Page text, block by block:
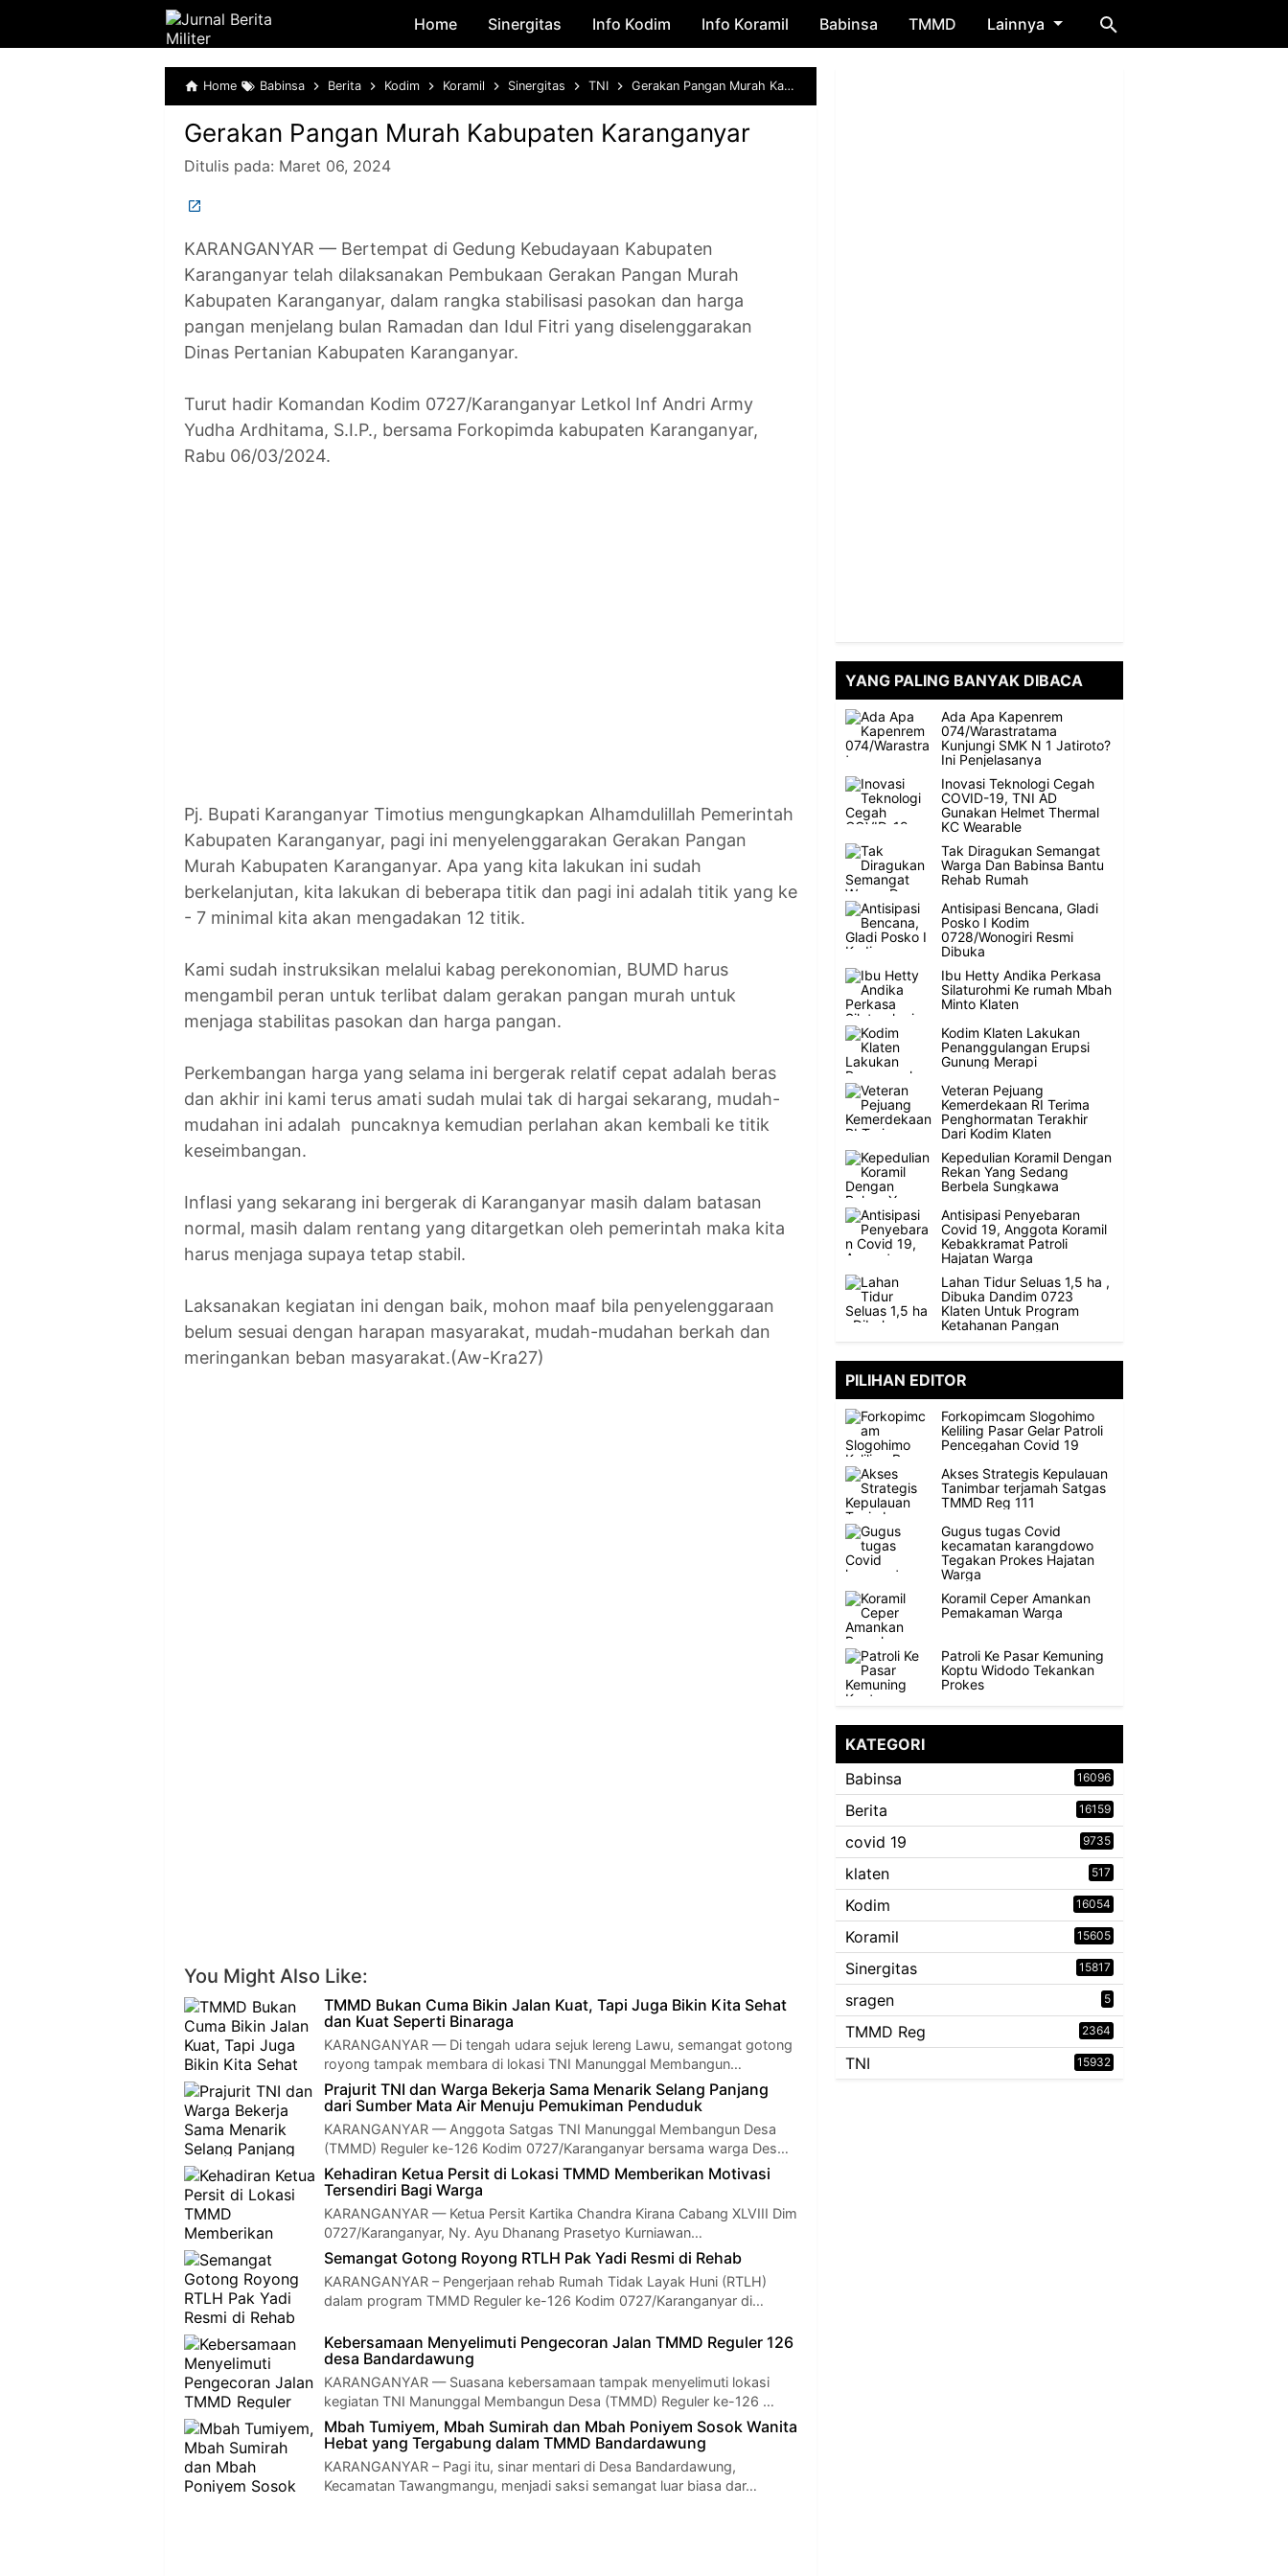
Skip to main content
Home Sinergitas Info Kodim Info Koramil Babinsa TMMD Lainnya
Home Babinsa Berita Kodim Koramil Sinergitas TNI Gerakan Pangan Murah Kabupaten Karanganyar
Gerakan Pangan Murah Kabupaten Karanganyar
Ditulis pada: Maret 06, 2024
KARANGANYAR — Bertempat di Gedung Kebudayaan Kabupaten
Karanganyar telah dilaksanakan Pembukaan Gerakan Pangan Murah
Kabupaten Karanganyar, dalam rangka stabilisasi pasokan dan harga
pangan menjelang bulan Ramadan dan Idul Fitri yang diselenggarakan
Dinas Pertanian Kabupaten Karanganyar.
Turut hadir Komandan Kodim 0727/Karanganyar Letkol Inf Andri Army
Yudha Ardhitama, S.I.P., bersama Forkopimda kabupaten Karanganyar,
Rabu 06/03/2024.
Pj. Bupati Karanganyar Timotius mengungkapkan Alhamdulillah Pemerintah
Kabupaten Karanganyar, pagi ini menyelenggarakan Gerakan Pangan
Murah Kabupaten Karanganyar. Apa yang kita lakukan ini sudah
berkelanjutan, kita lakukan di beberapa titik dan pagi ini adalah titik yang ke
- 7 minimal kita akan mengadakan 12 titik.
Kami sudah instruksikan melalui kabag perekonomian, BUMD harus
mengambil peran untuk terlibat dalam gerakan pangan murah untuk
menjaga stabilitas pasokan dan harga pangan.
Perkembangan harga yang selama ini bergerak relatif cepat adalah beras
dan akhir ini kami terus amati sudah mulai tak di hargai sekarang, mudah-
mudahan ini adalah puncaknya kemudian perlahan akan kembali ke titik
keseimbangan.
Inflasi yang sekarang ini bergerak di Karanganyar masih dalam batasan
normal, masih dalam rentang yang ditargetkan oleh pemerintah maka kita
harus menjaga supaya tetap stabil.
Laksanakan kegiatan ini dengan baik, mohon maaf bila penyelenggaraan
belum sesuai dengan harapan masyarakat, mudah-mudahan berkah dan
meringankan beban masyarakat.(Aw-Kra27)
You Might Also Like:
TMMD Bukan Cuma Bikin Jalan Kuat, Tapi Juga Bikin Kita Sehat
dan Kuat Seperti Binaraga
KARANGANYAR — Di tengah udara sejuk lereng Lawu, semangat gotong
royong tampak membara di lokasi TNI Manunggal Membangun…
Prajurit TNI dan Warga Bekerja Sama Menarik Selang Panjang
dari Sumber Mata Air Menuju Pemukiman Penduduk
KARANGANYAR — Anggota Satgas TNI Manunggal Membangun Desa
(TMMD) Reguler ke-126 Kodim 0727/Karanganyar bersama warga Des…
Kehadiran Ketua Persit di Lokasi TMMD Memberikan Motivasi
Tersendiri Bagi Warga
KARANGANYAR — Ketua Persit Kartika Chandra Kirana Cabang XLVIII Dim
0727/Karanganyar, Ny. Ayu Dhanang Prasetyo Kurniawan…
Semangat Gotong Royong RTLH Pak Yadi Resmi di Rehab
KARANGANYAR – Pengerjaan rehab Rumah Tidak Layak Huni (RTLH)
dalam program TMMD Reguler ke-126 Kodim 0727/Karanganyar di…
Kebersamaan Menyelimuti Pengecoran Jalan TMMD Reguler 126
desa Bandardawung
KARANGANYAR — Suasana kebersamaan tampak menyelimuti lokasi
kegiatan TNI Manunggal Membangun Desa (TMMD) Reguler ke-126 …
Mbah Tumiyem, Mbah Sumirah dan Mbah Poniyem Sosok Wanita
Hebat yang Tergabung dalam TMMD Bandardawung
KARANGANYAR – Pagi itu, sinar mentari di Desa Bandardawung,
Kecamatan Tawangmangu, menjadi saksi semangat luar biasa dar…
YANG PALING BANYAK DIBACA
Ada Apa Kapenrem
074/Warastratama
Kunjungi SMK N 1 Jatiroto?
Ini Penjelasanya
Inovasi Teknologi Cegah
COVID-19, TNI AD
Gunakan Helmet Thermal
KC Wearable
Tak Diragukan Semangat
Warga Dan Babinsa Bantu
Rehab Rumah
Antisipasi Bencana, Gladi
Posko I Kodim
0728/Wonogiri Resmi
Dibuka
Ibu Hetty Andika Perkasa
Silaturohmi Ke rumah Mbah
Minto Klaten
Kodim Klaten Lakukan
Penanggulangan Erupsi
Gunung Merapi
Veteran Pejuang
Kemerdekaan RI Terima
Penghormatan Terakhir
Dari Kodim Klaten
Kepedulian Koramil Dengan
Rekan Yang Sedang
Berbela Sungkawa
Antisipasi Penyebaran
Covid 19, Anggota Koramil
Kebakkramat Patroli
Hajatan Warga
Lahan Tidur Seluas 1,5 ha ,
Dibuka Dandim 0723
Klaten Untuk Program
Ketahanan Pangan
PILIHAN EDITOR
Forkopimcam Slogohimo
Keliling Pasar Gelar Patroli
Pencegahan Covid 19
Akses Strategis Kepulauan
Tanimbar terjamah Satgas
TMMD Reg 111
Gugus tugas Covid
kecamatan karangdowo
Tegakan Prokes Hajatan
Warga
Koramil Ceper Amankan
Pemakaman Warga
Patroli Ke Pasar Kemuning
Koptu Widodo Tekankan
Prokes
KATEGORI
Babinsa
16096
Berita 16159
covid 19 9735
klaten 517
Kodim 16054
Koramil 15605
Sinergitas 15817
sragen 5
TMMD Reg 2364
TNI 15932